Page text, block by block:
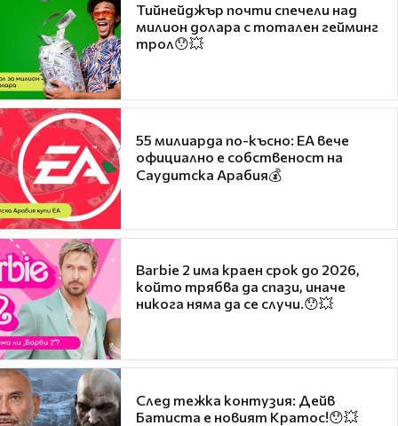
Тийнейджър почти спечели над
милион долара с тотален гейминг
трол😯💥
55 милиарда по-късно: EA вече
официално е собственост на
Саудитска Арабия💰
Barbie 2 има краен срок до 2026,
който трябва да спази, иначе
никога няма да се случи.😯💥
След тежка контузия: Дейв
Батиста е новият Кратос!😯💥